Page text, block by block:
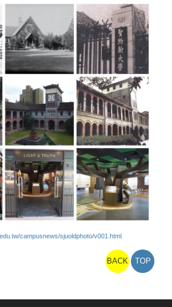
campusnews/sjuoldphoto/v001.html
BACK TOP